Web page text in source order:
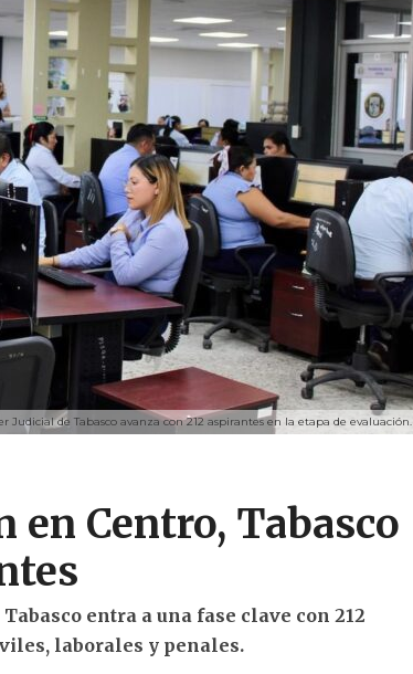
Judicial de Tabasco avanza con 212 aspirantes en la etapa de evaluación.
en Centro, Tabasco
entra a una fase clave con 212
laborales y penales.